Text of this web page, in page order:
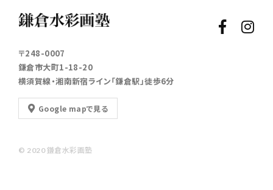
〒248-0007
鎌倉市大町1-18-20
横須賀線・湘南新宿ライン「鎌倉駅」徒歩6分
Google mapで見る
© 2020 鎌倉水彩画塾